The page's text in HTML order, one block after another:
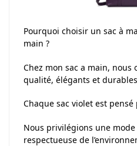
Pourquoi choisir un sac à
main ?
Chez mon sac a main, nous
qualité, élégants et
Chaque sac violet est
Nous privilégions une
respectueuse de